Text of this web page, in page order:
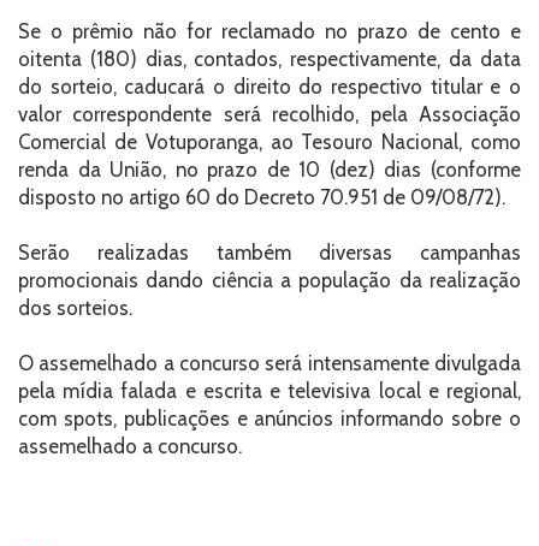
Se o prêmio não for reclamado no prazo de cento e
oitenta (180) dias, contados, respectivamente, da data
do sorteio, caducará o direito do respectivo titular e o
valor correspondente será recolhido, pela Associação
Comercial de Votuporanga, ao Tesouro Nacional, como
renda da União, no prazo de 10 (dez) dias (conforme
disposto no artigo 60 do Decreto 70.951 de 09/08/72).
Serão realizadas também diversas campanhas
promocionais dando ciência a população da realização
dos sorteios.
O assemelhado a concurso será intensamente divulgada
pela mídia falada e escrita e televisiva local e regional,
com spots, publicações e anúncios informando sobre o
assemelhado a concurso.